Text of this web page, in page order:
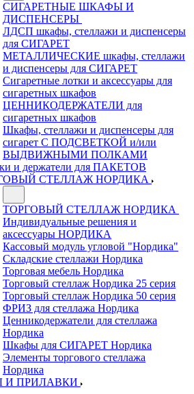
СИГАРЕТНЫЕ ШКАФЫ И
ДИСПЕНСЕРЫ
ЛДСП шкафы, стеллажи и диспенсеры
для СИГАРЕТ
МЕТАЛЛИЧЕСКИЕ шкафы, стеллажи
и диспенсеры для СИГАРЕТ
Сигаретные лотки и аксессуары для
сигаретных шкафов
ЦЕННИКОДЕРЖАТЕЛИ для
сигаретных шкафов
Шкафы, стеллажи и диспенсеры для
сигарет С ПОДСВЕТКОЙ и/или
ВЫДВИЖНЫМИ ПОЛКАМИ
и держатели для ПАКЕТОВ
СТЕЛЛАЖ НОРДИКА
ТОРГОВЫЙ СТЕЛЛАЖ НОРДИКА
Индивидуальные решения и
аксессуары НОРДИКА
Кассовый модуль угловой "Нордика"
Складские стеллажи Нордика
Торговая мебель Нордика
Торговый стеллаж Нордика 25 серия
Торговый стеллаж Нордика 50 серия
ФРИЗ для стеллажа Нордика
Ценникодержатели для стеллажа
Нордика
Шкафы для СИГАРЕТ Нордика
Элементы торгового стеллажа
Нордика
И ПРИЛАВКИ